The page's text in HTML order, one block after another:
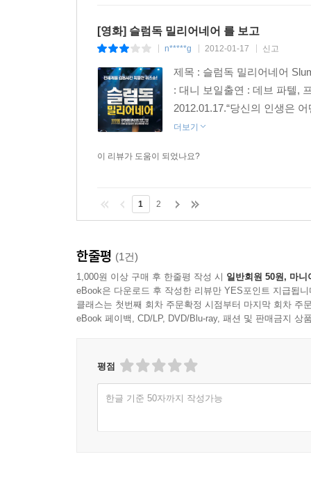
[영화] 슬럼독 밀리어네어 를 보고
n*****g 2012-01-17 신고
제목 : 슬럼독 밀리어네어
: 대니 보일출연 : 데브 파텔,
2012.01.17.“당신의 인생은
더보기
이 리뷰가 도움이 되었나요?
1 2
한줄평 (1건)
1,000원 이상 구매 후 한줄평 작성 시 일반회원 50원, 마니
eBook은 다운로드 후 작성한 리뷰만 YES포인트 지급됩니
클래스는 첫번째 회차 주문확정 시점부터 마지막 회차 주
eBook 페이백, CD/LP, DVD/Blu-ray, 패션 및 판매금지 상
평점
한글 기준 50자까지 작성가능